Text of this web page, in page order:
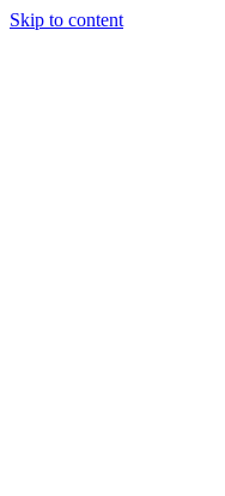
Skip to content